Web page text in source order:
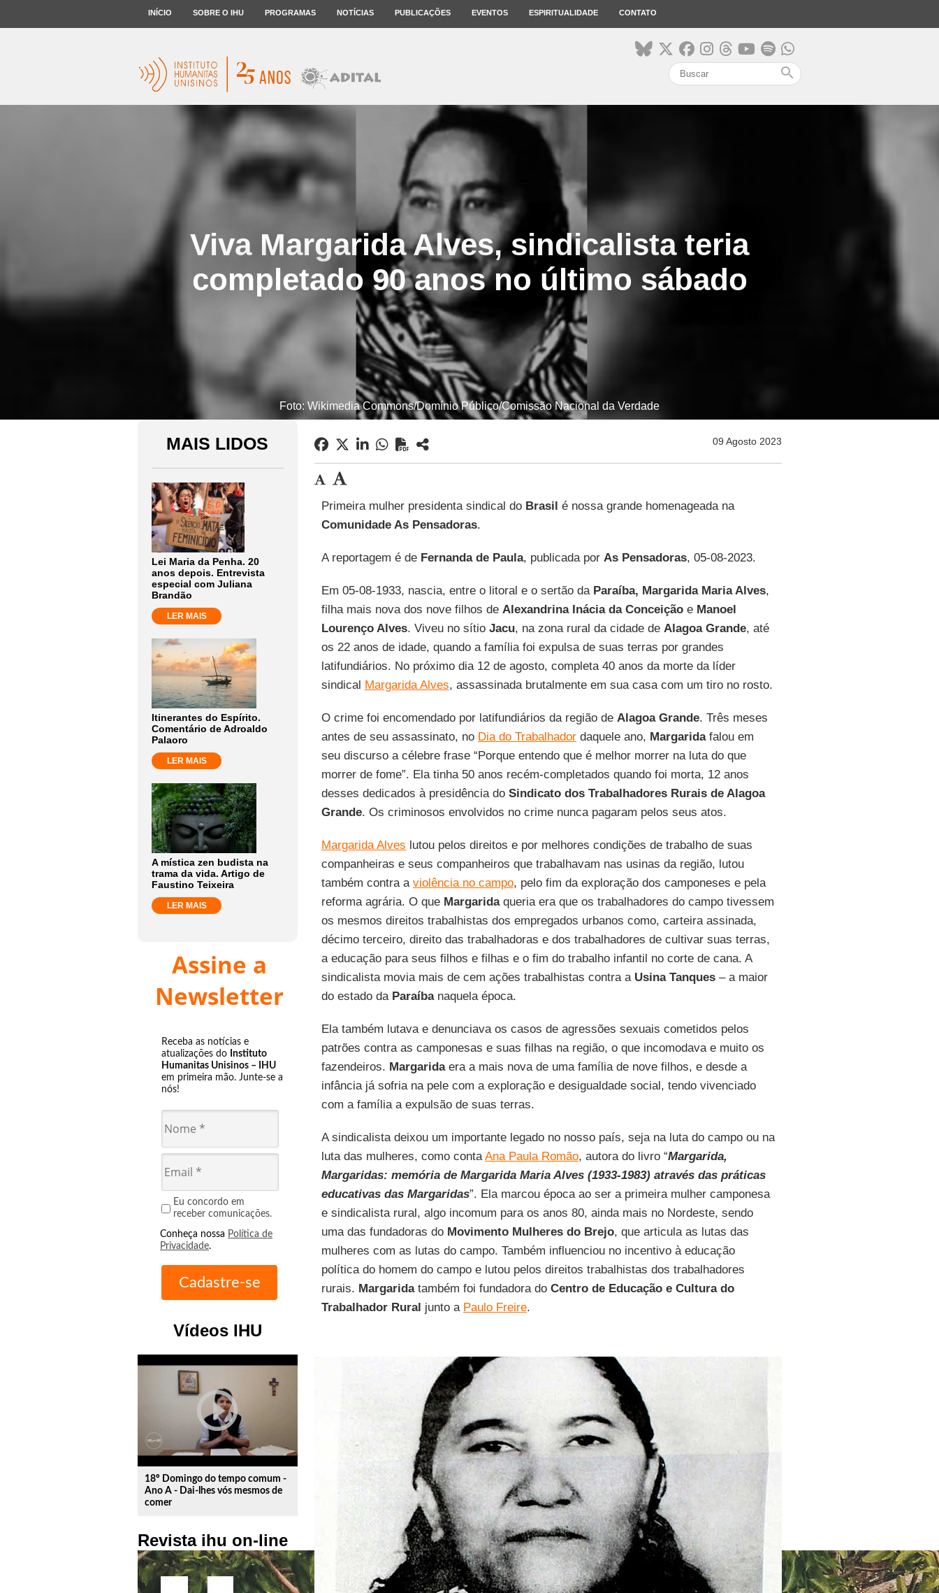
INÍCIO SOBRE O IHU PROGRAMAS NOTÍCIAS PUBLICAÇÕES EVENTOS ESPIRITUALIDADE CONTATO
search
Viva Margarida Alves, sindicalista teria
completado 90 anos no último sábado
Foto: Wikimedia Commons/Domínio Público/Comissão Nacional da Verdade
MAIS LIDOS
Lei Maria da Penha. 20
anos depois. Entrevista
especial com Juliana
Brandão
LER MAIS
Itinerantes do Espírito.
Comentário de Adroaldo
Palaoro
LER MAIS
A mística zen budista na
trama da vida. Artigo de
Faustino Teixeira
LER MAIS
Assine a
Newsletter
Receba as notícias e
atualizações do Instituto
Humanitas Unisinos – IHU
em primeira mão. Junte-se a
nós!
Eu concordo em
receber comunicações.
Conheça nossa Política de
Privacidade.
Vídeos IHU
play_circle_outline
18º Domingo do tempo comum -
Ano A - Dai-lhes vós mesmos de
comer
Revista ihu on-line
09 Agosto 2023
Primeira mulher presidenta sindical do Brasil é nossa grande homenageada na
Comunidade As Pensadoras.
A reportagem é de Fernanda de Paula, publicada por As Pensadoras, 05-08-2023.
Em 05-08-1933, nascia, entre o litoral e o sertão da Paraíba, Margarida Maria Alves,
filha mais nova dos nove filhos de Alexandrina Inácia da Conceiçãoe Manoel
Lourenço Alves. Viveu no sítioJacu, na zona rural da cidade de Alagoa Grande, até
os 22 anos de idade, quando a família foi expulsa de suas terras por grandes
latifundiários. No próximo dia 12 de agosto, completa 40 anos da morte da líder
sindical Margarida Alves, assassinada brutalmente em sua casa com um tiro no rosto.
O crime foi encomendado por latifundiários da região de Alagoa Grande. Três meses
antes de seu assassinato, no Dia do Trabalhadordaquele ano, Margaridafalou em
seu discurso a célebre frase “Porque entendo que é melhor morrer na luta do que
morrer de fome”. Ela tinha 50 anos recém-completados quando foi morta, 12 anos
desses dedicados à presidência do Sindicato dos Trabalhadores Rurais de Alagoa
Grande. Os criminosos envolvidos no crime nunca pagaram pelos seus atos.
Margarida Alves lutou pelos direitos e por melhores condições de trabalho de suas
companheiras e seus companheiros que trabalhavam nas usinas da região, lutou
também contra a violência no campo, pelo fim da exploração dos camponeses e pela
reforma agrária. O que Margaridaqueria era que os trabalhadores do campo tivessem
os mesmos direitos trabalhistas dos empregados urbanos como, carteira assinada,
décimo terceiro, direito das trabalhadoras e dos trabalhadores de cultivar suas terras,
a educação para seus filhos e filhas e o fim do trabalho infantil no corte de cana. A
sindicalista movia mais de cem ações trabalhistas contra a Usina Tanques– a maior
do estado da Paraíbanaquela época.
Ela também lutava e denunciava os casos de agressões sexuais cometidos pelos
patrões contra as camponesas e suas filhas na região, o que incomodava e muito os
fazendeiros. Margaridaera a mais nova de uma família de nove filhos, e desde a
infância já sofria na pele com a exploração e desigualdade social, tendo vivenciado
com a família a expulsão de suas terras.
A sindicalista deixou um importante legado no nosso país, seja na luta do campo ou na
luta das mulheres, como contaAna Paula Romão, autora do livro “Margarida,
Margaridas: memória de Margarida Maria Alves (1933-1983) através das práticas
educativas das Margaridas”. Ela marcou época ao ser a primeira mulher camponesa
e sindicalista rural, algo incomum para os anos 80, ainda mais no Nordeste, sendo
uma das fundadoras do Movimento Mulheres do Brejo, que articula as lutas das
mulheres com as lutas do campo. Também influenciou no incentivo à educação
política do homem do campo e lutou pelos direitos trabalhistas dos trabalhadores
rurais. Margaridatambém foi fundadora do Centro de Educação e Cultura do
Trabalhador Rural junto a Paulo Freire.